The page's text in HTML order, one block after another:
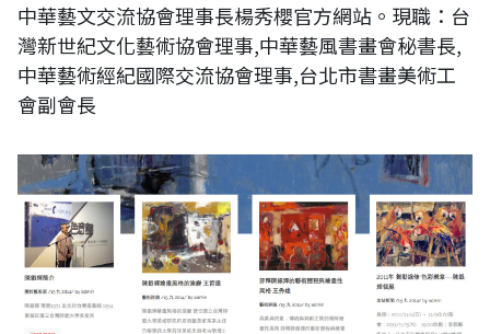
中華藝文交流協會理事長楊秀櫻官方網站。現職：台
灣新世紀文化藝術協會理事,中華藝風書畫會秘書長,
中華藝術經紀國際交流協會理事,台北市書畫美術工
會副會長